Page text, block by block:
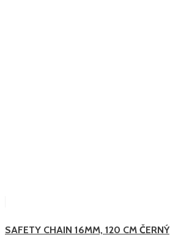
SAFETY CHAIN 16MM, 120 CM ČERNÝ